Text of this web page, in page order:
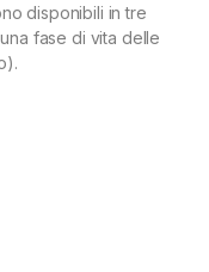
disponibili in tre
fase di vita delle